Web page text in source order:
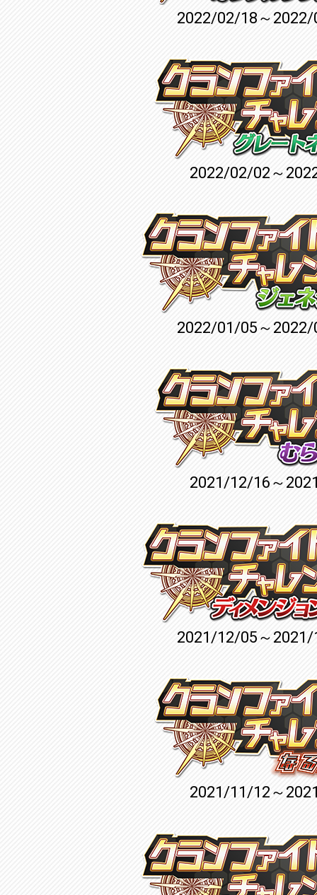
2022/02/18～
2022/02/02～
2022/01/05～
2021/12/16～
2021/12/05～
2021/11/12～